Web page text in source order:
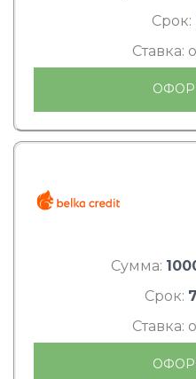
Срок:
Ставка:
Сумма:
Срок: 7
Ставка: